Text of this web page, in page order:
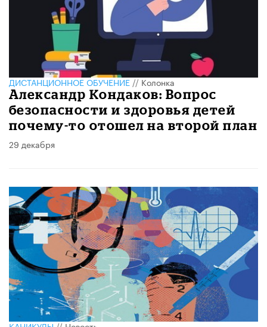
ДИСТАНЦИОННОЕ ОБУЧЕНИЕ//Колонка
​Александр Кондаков: Вопрос
безопасности и здоровья детей
почему-то отошел на второй план
29 декабря